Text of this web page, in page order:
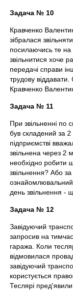
Задача № 10
Кравченко
зібралася
посилаючись те на
звільнитися хоче
передачі справи
трудову
Кравченко
Задача № 11
При звільненні по
був складений за 2
підприємстві
звільнена через 2
необхідно робити
звільнення? Або
день звільнення -
Задача № 12
Завідуючий
запросив на
гаража. Коли
відмовилася
завідуючий
користується
Теслярі